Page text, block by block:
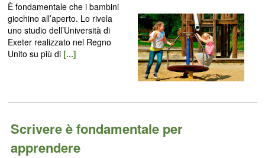
È fondamentale che i bambini
giochino all’aperto. Lo rivela
uno studio dell’Università di
Exeter realizzato nel Regno
Unito su più di [...]
Scrivere è fondamentale per
apprendere